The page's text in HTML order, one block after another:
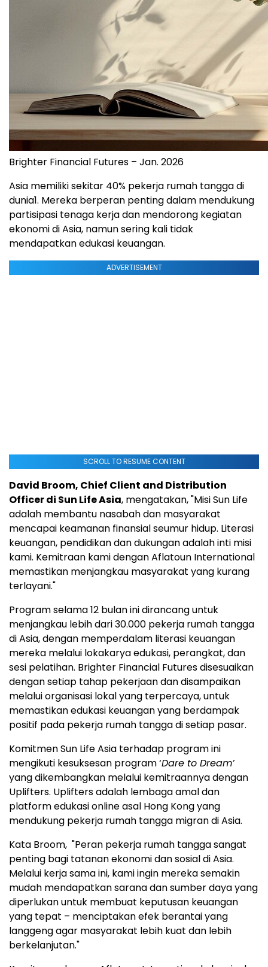
Brighter Financial Futures – Jan. 2026
Asia memiliki sekitar 40% pekerja rumah tangga di
dunia1. Mereka berperan penting dalam mendukung
partisipasi tenaga kerja dan mendorong kegiatan
ekonomi di Asia, namun sering kali tidak
mendapatkan edukasi keuangan.
ADVERTISEMENT
SCROLL TO RESUME CONTENT
David Broom, Chief Client and Distribution
Officer di Sun Life Asia, mengatakan, "Misi Sun Life
adalah membantu nasabah dan masyarakat
mencapai keamanan finansial seumur hidup. Literasi
keuangan, pendidikan dan dukungan adalah inti misi
kami. Kemitraan kami dengan Aflatoun International
memastikan menjangkau masyarakat yang kurang
terlayani."
Program selama 12 bulan ini dirancang untuk
menjangkau lebih dari 30.000 pekerja rumah tangga
di Asia, dengan memperdalam literasi keuangan
mereka melalui lokakarya edukasi, perangkat, dan
sesi pelatihan. Brighter Financial Futures disesuaikan
dengan setiap tahap pekerjaan dan disampaikan
melalui organisasi lokal yang terpercaya, untuk
memastikan edukasi keuangan yang berdampak
positif pada pekerja rumah tangga di setiap pasar.
Komitmen Sun Life Asia terhadap program ini
mengikuti kesuksesan program ‘Dare to Dream’
yang dikembangkan melalui kemitraannya dengan
Uplifters. Uplifters adalah lembaga amal dan
platform edukasi online asal Hong Kong yang
mendukung pekerja rumah tangga migran di Asia.
Kata Broom, "Peran pekerja rumah tangga sangat
penting bagi tatanan ekonomi dan sosial di Asia.
Melalui kerja sama ini, kami ingin mereka semakin
mudah mendapatkan sarana dan sumber daya yang
diperlukan untuk membuat keputusan keuangan
yang tepat – menciptakan efek berantai yang
langgeng agar masyarakat lebih kuat dan lebih
berkelanjutan."